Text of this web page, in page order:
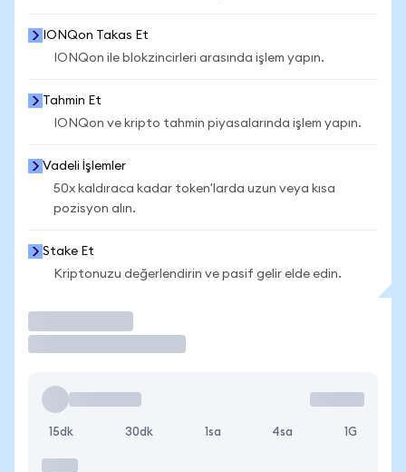
IONQon Takas Et
IONQon ile blokzincirleri arasında işlem yapın.
Tahmin Et
IONQon ve kripto tahmin piyasalarında işlem yapın.
Vadeli İşlemler
50x kaldıraca kadar token'larda uzun veya kısa
pozisyon alın.
Stake Et
Kriptonuzu değerlendirin ve pasif gelir elde edin.
15dk 30dk 1sa 4sa 1G